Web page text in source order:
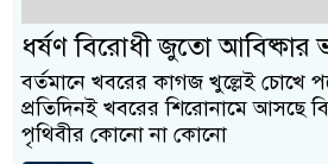
ধর্ষণ বিরোধী জুতো আবিষ্কার
বর্তমানে খবরের কাগজ খুল্লেই চোখে
প্রতিদিনই খবরের শিরোনামে আসছে
পৃথিবীর কোনো না কোনো